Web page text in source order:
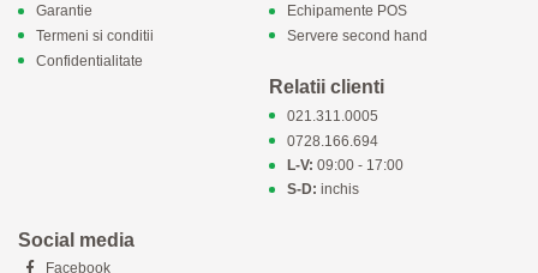
Garantie
Termeni si conditii
Confidentialitate
Echipamente POS
Servere second hand
Relatii clienti
021.311.0005
0728.166.694
L-V: 09:00 - 17:00
S-D: inchis
Social media
Facebook